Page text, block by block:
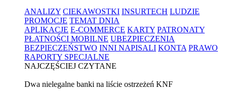
ANALIZY CIEKAWOSTKI INSURTECH LUDZIE
PROMOCJE TEMAT DNIA
APLIKACJE E-COMMERCE KARTY PATRONATY
PŁATNOŚCI MOBILNE UBEZPIECZENIA
BEZPIECZEŃSTWO INNI NAPISALI KONTA PRAWO
RAPORTY SPECJALNE
NAJCZĘŚCIEJ CZYTANE
Dwa nielegalne banki na liście ostrzeżeń KNF